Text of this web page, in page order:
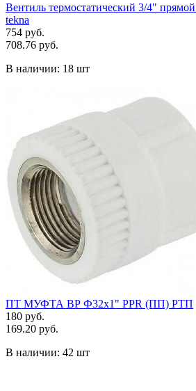
Вентиль термостатический 3/4"
tekna
754 руб.
708.76 руб.
В наличии: 18 шт
ПТ МУФТА ВР Ф32х1" PPR (ПП) РТП
180 руб.
169.20 руб.
В наличии: 42 шт